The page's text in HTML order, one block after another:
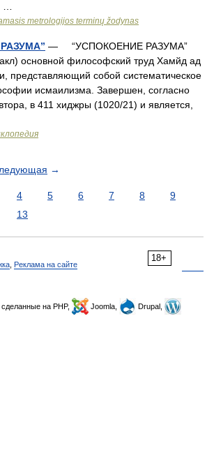
metrologijos terminų žodynas
— “УСПОКОЕНИЕ РАЗУМА”
основной философский труд Хамйд ад
представляющий собой систематическое
исмаилизма. Завершен, согласно
в 411 хиджры (1020/21) и является,
→
4 5 6 7 8
9
13
18+
Реклама на сайте
, сделанные на PHP, Joomla,
Drupal,